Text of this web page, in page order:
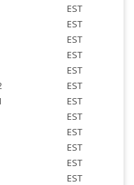
EST
EST
EST
EST
EST
EST
EST
EST
EST
EST
EST
EST